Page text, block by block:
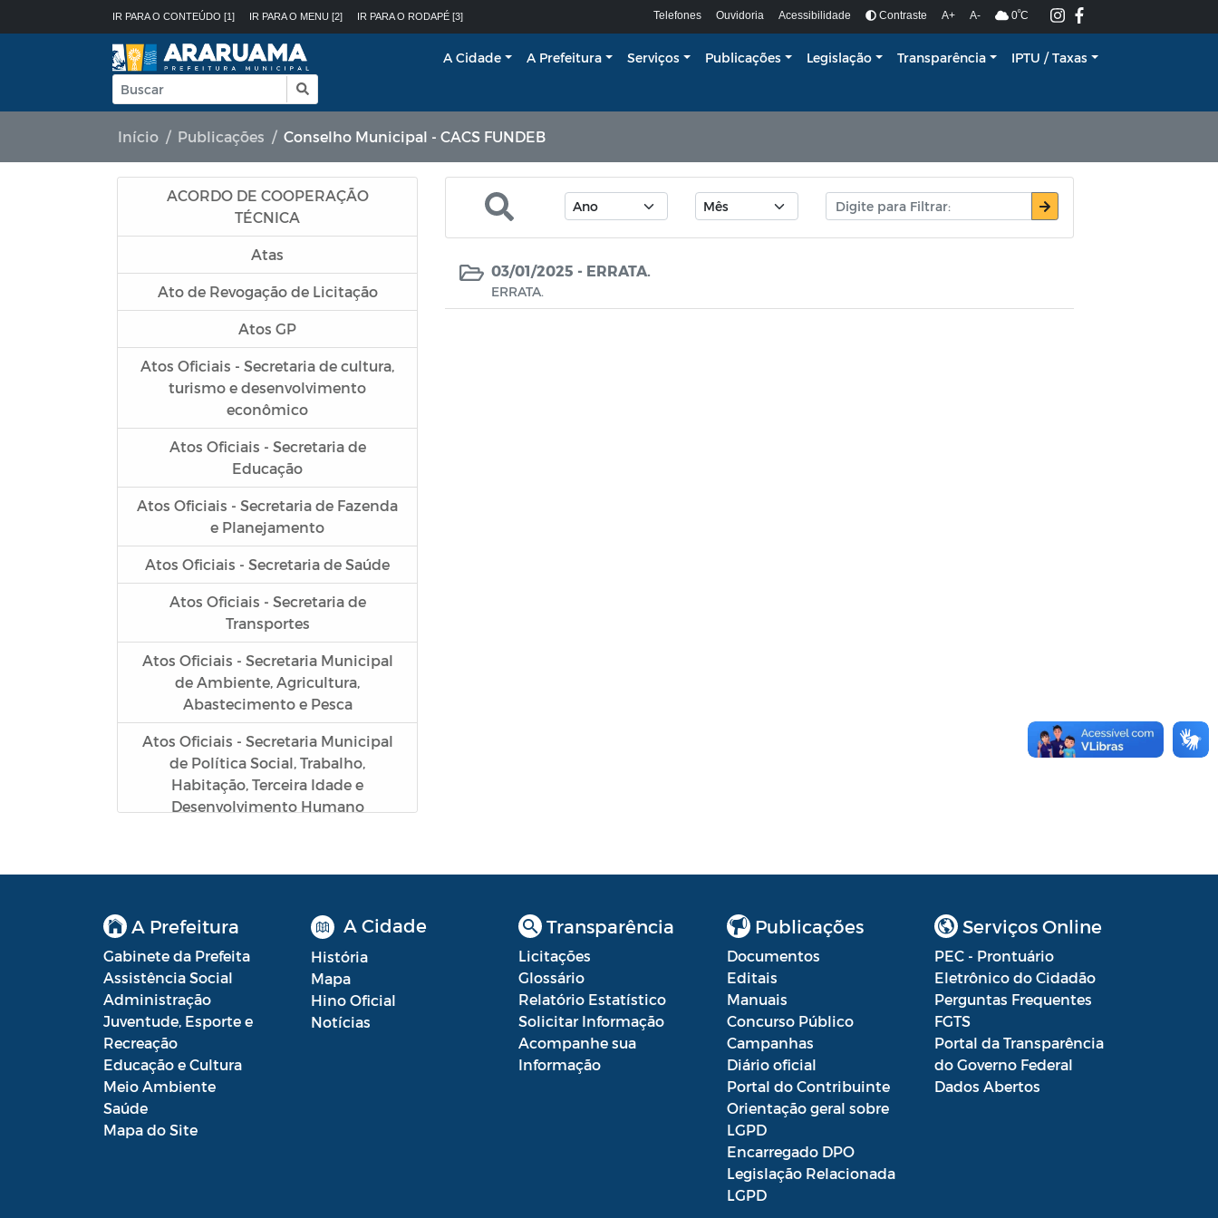
IR PARA O CONTEÚDO [1] IR PARA O MENU [2] IR PARA O RODAPÉ [3] Telefones Ouvidoria Acessibilidade Contraste A+ A- 0ºC
A Cidade A Prefeitura Serviços Publicações Legislação Transparência IPTU / Taxas
Início Publicações Conselho Municipal - CACS FUNDEB
ACORDO DE COOPERAÇÃO
TÉCNICA
Atas
Ato de Revogação de Licitação
Atos GP
Atos Oficiais - Secretaria de cultura,
turismo e desenvolvimento
econômico
Atos Oficiais - Secretaria de
Educação
Atos Oficiais - Secretaria de Fazenda
e Planejamento
Atos Oficiais - Secretaria de Saúde
Atos Oficiais - Secretaria de
Transportes
Atos Oficiais - Secretaria Municipal
de Ambiente, Agricultura,
Abastecimento e Pesca
Atos Oficiais - Secretaria Municipal
de Política Social, Trabalho,
Habitação, Terceira Idade e
Desenvolvimento Humano
Aviso de rescisão unilateral
CADEP - Comissão de Análise de
Defesa Prévia
CONCURSO GUARDA MUNICIPAL Nº
Concurso Público
Conselho Municipal - CACS FUNDEB
Conselho Municipal de Assistência
Social de Araruama - COMASO
03/01/2025 - ERRATA.
ERRATA.
A Prefeitura
Gabinete da Prefeita
Assistência Social
Administração
Juventude, Esporte e
Recreação
Educação e Cultura
Meio Ambiente
Saúde
Mapa do Site
A Cidade
História
Mapa
Hino Oficial
Notícias
Transparência
Licitações
Glossário
Relatório Estatístico
Solicitar Informação
Acompanhe sua
Informação
Publicações
Documentos
Editais
Manuais
Concurso Público
Campanhas
Diário oficial
Portal do Contribuinte
Orientação geral sobre
LGPD
Encarregado DPO
Legislação Relacionada
LGPD
Serviços Online
PEC - Prontuário
Eletrônico do Cidadão
Perguntas Frequentes
FGTS
Portal da Transparência
do Governo Federal
Dados Abertos